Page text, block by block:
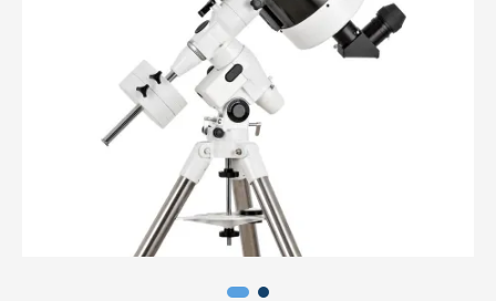
Accessoires pour montures
Têtes